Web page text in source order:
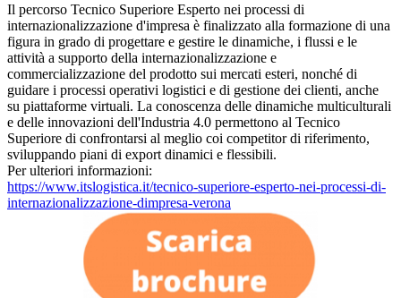
Il percorso Tecnico Superiore Esperto nei processi di
internazionalizzazione d'impresa è finalizzato alla formazione di una
figura in grado di progettare e gestire le dinamiche, i flussi e le
attività a supporto della internazionalizzazione e
commercializzazione del prodotto sui mercati esteri, nonché di
guidare i processi operativi logistici e di gestione dei clienti, anche
su piattaforme virtuali. La conoscenza delle dinamiche multiculturali
e delle innovazioni dell'Industria 4.0 permettono al Tecnico
Superiore di confrontarsi al meglio coi competitor di riferimento,
sviluppando piani di export dinamici e flessibili.
Per ulteriori informazioni:
https://www.itslogistica.it/tecnico-superiore-esperto-nei-processi-di-
internazionalizzazione-dimpresa-verona